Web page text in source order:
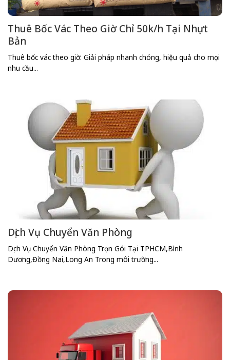
Thuê Bốc Vác Theo Giờ Chỉ 50k/h Tại Nhựt
Bản
Thuê bốc vác theo giờ: Giải pháp nhanh chóng, hiệu quả cho mọi
nhu cầu...
Dịch Vụ Chuyển Văn Phòng
Dịch Vụ Chuyển Văn Phòng Trọn Gói Tại TPHCM,Bình
Dương,Đồng Nai,Long An Trong môi trường...